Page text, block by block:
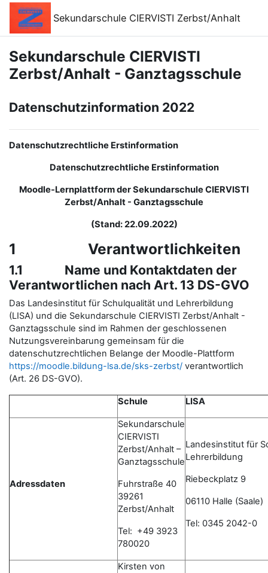
Zum Hauptinhalt
Sekundarschule CIERVISTI Zerbst/Anhalt
Sekundarschule CIERVISTI
Zerbst/Anhalt - Ganztagsschule
Datenschutzinformation 2022
Datenschutzrechtliche Erstinformation
Datenschutzrechtliche Erstinformation
Moodle-Lernplattform der Sekundarschule CIERVISTI
Zerbst/Anhalt - Ganztagsschule
(Stand: 22.09.2022)
1 Verantwortlichkeiten
1.1 Name und Kontaktdaten der
Verantwortlichen nach Art. 13 DS-GVO
Das Landesinstitut für Schulqualität und Lehrerbildung
(LISA) und die Sekundarschule CIERVISTI Zerbst/Anhalt -
Ganztagsschule sind im Rahmen der geschlossenen
Nutzungsvereinbarung gemeinsam für die
datenschutzrechtlichen Belange der Moodle-Plattform
https://moodle.bildung-lsa.de/sks-zerbst/ verantwortlich
(Art. 26 DS-GVO).
Schule LISA
Adressdaten
Sekundarschule
CIERVISTI
Zerbst/Anhalt –
Ganztagsschule
Fuhrstraße 40
39261
Zerbst/Anhalt
Tel: +49 3923
780020
Landesinstitut für
Lehrerbildung
Riebeckplatz 9
06110 Halle (Saale)
Tel: 0345 2042-0
Kirsten von